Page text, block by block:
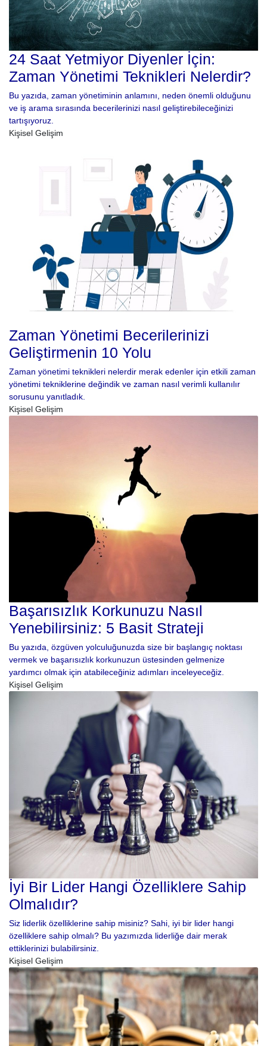
24 Saat Yetmiyor Diyenler İçin:
Zaman Yönetimi Teknikleri Nelerdir?
Bu yazıda, zaman yönetiminin anlamını, neden önemli olduğunu
ve iş arama sırasında becerilerinizi nasıl geliştirebileceğinizi
tartışıyoruz.
Kişisel Gelişim
Zaman Yönetimi Becerilerinizi
Geliştirmenin 10 Yolu
Zaman yönetimi teknikleri nelerdir merak edenler için etkili zaman
yönetimi tekniklerine değindik ve zaman nasıl verimli kullanılır
sorusunu yanıtladık.
Kişisel Gelişim
Başarısızlık Korkunuzu Nasıl
Yenebilirsiniz: 5 Basit Strateji
Bu yazıda, özgüven yolculuğunuzda size bir başlangıç ​​noktası
vermek ve başarısızlık korkunuzun üstesinden gelmenize
yardımcı olmak için atabileceğiniz adımları inceleyeceğiz.
Kişisel Gelişim
İyi Bir Lider Hangi Özelliklere Sahip
Olmalıdır?
Siz liderlik özelliklerine sahip misiniz? Sahi, iyi bir lider hangi
özelliklere sahip olmalı? Bu yazımızda liderliğe dair merak
ettiklerinizi bulabilirsiniz.
Kişisel Gelişim